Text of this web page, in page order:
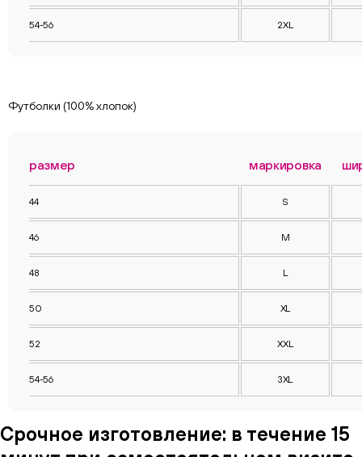
54-56 2XL
Футболки (100% хлопок)
размер маркировка
44 S
46 M
48 L
50 XL
52 XXL
54-56 3XL
Срочное изготовление: в течение 15